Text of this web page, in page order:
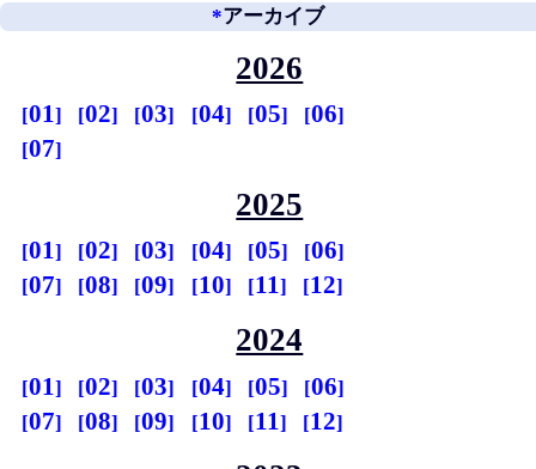
*アーカイブ
2026
01 02 03 04 05
06
07
2025
01 02 03 04 05
06
07
08 09 10 11 12
2024
01 02 03 04 05
06
07
08 09 10 11 12